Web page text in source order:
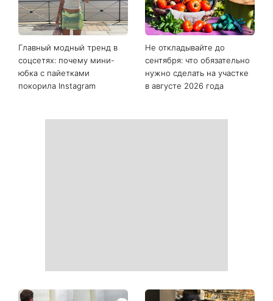
Главный модный тренд в
соцсетях: почему мини-
юбка с пайетками
покорила Instagram
Не откладывайте до
сентября: что обязательно
нужно сделать на участке
в августе 2026 года